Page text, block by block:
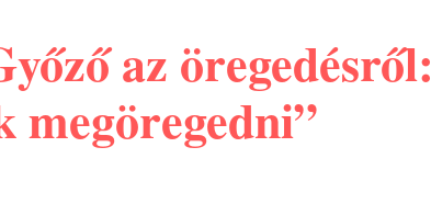
az öregedésről:
megöregedni”